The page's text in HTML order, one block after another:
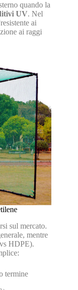
quando la
UV. Nel
ai
ai raggi
sul mercato.
mentre
HDPE).
termine